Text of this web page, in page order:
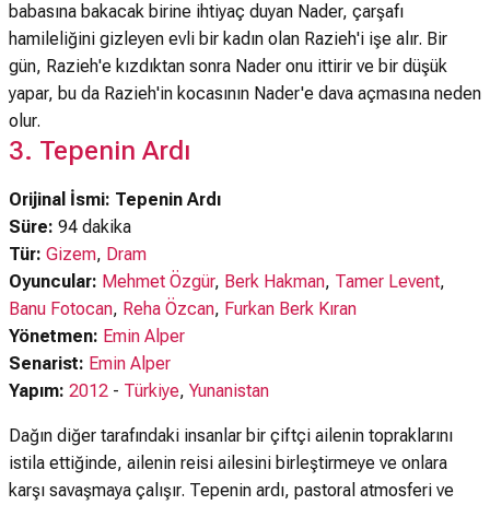
babasına bakacak birine ihtiyaç duyan Nader, çarşafı
hamileliğini gizleyen evli bir kadın olan Razieh'i işe alır. Bir
gün, Razieh'e kızdıktan sonra Nader onu ittirir ve bir düşük
yapar, bu da Razieh'in kocasının Nader'e dava açmasına neden
olur.
3. Tepenin Ardı
Orijinal İsmi: Tepenin Ardı
Süre: 94 dakika
Tür: Gizem, Dram
Oyuncular: Mehmet Özgür, Berk Hakman, Tamer Levent,
Banu Fotocan, Reha Özcan, Furkan Berk Kıran
Yönetmen: Emin Alper
Senarist: Emin Alper
Yapım: 2012 - Türkiye, Yunanistan
Dağın diğer tarafındaki insanlar bir çiftçi ailenin topraklarını
istila ettiğinde, ailenin reisi ailesini birleştirmeye ve onlara
karşı savaşmaya çalışır. Tepenin ardı, pastoral atmosferi ve